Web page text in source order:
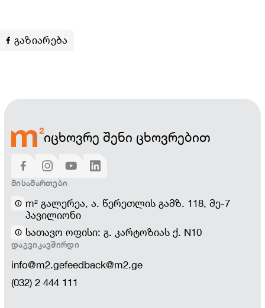
გაზიარება
იცხოვრე შენი ცხოვრებით
ᲛᲘᲡᲐᲛᲐᲠᲗᲔᲑᲘ
m² გალერეა, ა. წერეთლის გამზ. 118, მე-7
პავილიონი
სათავო ოფისი: გ. კარტოზიას ქ. N10
ᲓᲐᲒᲕᲘᲙᲐᲕᲨᲘᲠᲓᲘ
info@m2.gefeedback@m2.ge
(032) 2 444 111